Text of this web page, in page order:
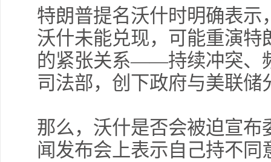
特朗普提名沃什时明确表
沃什未能兑现，可能重演特
的紧张关系——持续冲突、
司法部，创下政府与美联储
那么，沃什是否会被迫宣
闻发布会上表示自己持不